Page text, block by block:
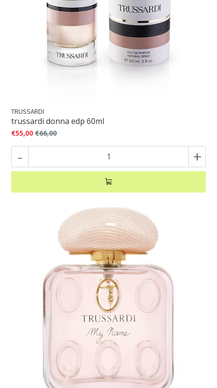
TRUSSARDI
trussardi donna edp 60ml
€55,00 €66,00
- +